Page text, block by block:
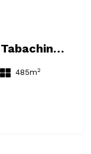
Departamento En Venta- Tabachines - Bosques De Las Lomas
485m2